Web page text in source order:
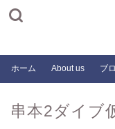
ホーム About us ブ
串本2ダイブ